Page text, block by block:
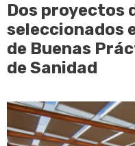
Dos proyectos
seleccionados
de Buenas
de Sanidad